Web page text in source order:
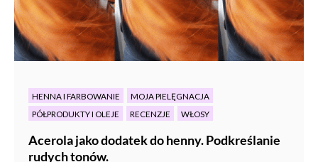
HENNA I FARBOWANIE
MOJA PIELĘGNACJA
PÓŁPRODUKTY I OLEJE
RECENZJE WŁOSY
Acerola jako dodatek do henny. Podkreślanie
rudych tonów.